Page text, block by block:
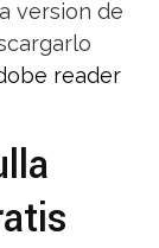
version de
reader